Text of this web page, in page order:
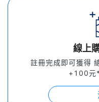
線上
註冊完成即可獲得
+100元